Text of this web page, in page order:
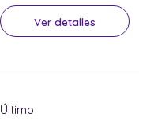
Ver detalles
Último